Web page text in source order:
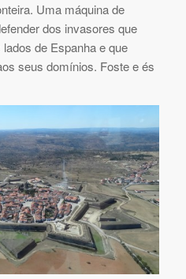
Uma máquina de
dos invasores que
de Espanha e que
seus domínios. Foste e és